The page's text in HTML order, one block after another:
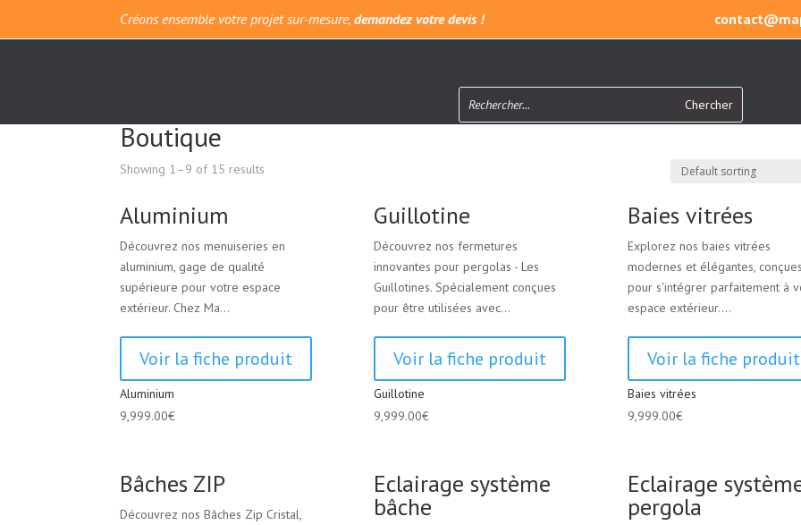
Créons ensemble votre projet sur-mesure,demandez votre devis !
Boutique
Showing 1–9 of 15 results
Aluminium
Découvrez nos menuiseries en
aluminium, gage de qualité
supérieure pour votre espace
extérieur. Chez Ma...
Voir la fiche produit
Aluminium
9,999.00€
Guillotine
Découvrez nos fermetures
innovantes pour pergolas - Les
Guillotines. Spécialement conçues
pour être utilisées avec...
Voir la fiche produit
Guillotine
9,999.00€
Baies vitrées
Explorez nos baies vitrées
modernes et élégantes, conçues
pour s'intégrer parfaitement à
espace extérieur....
Voir la fiche produit
Baies vitrées
9,999.00€
Bâches ZIP
Découvrez nos Bâches Zip Cristal,
Eclairage système
bâche
Eclairage
pergola